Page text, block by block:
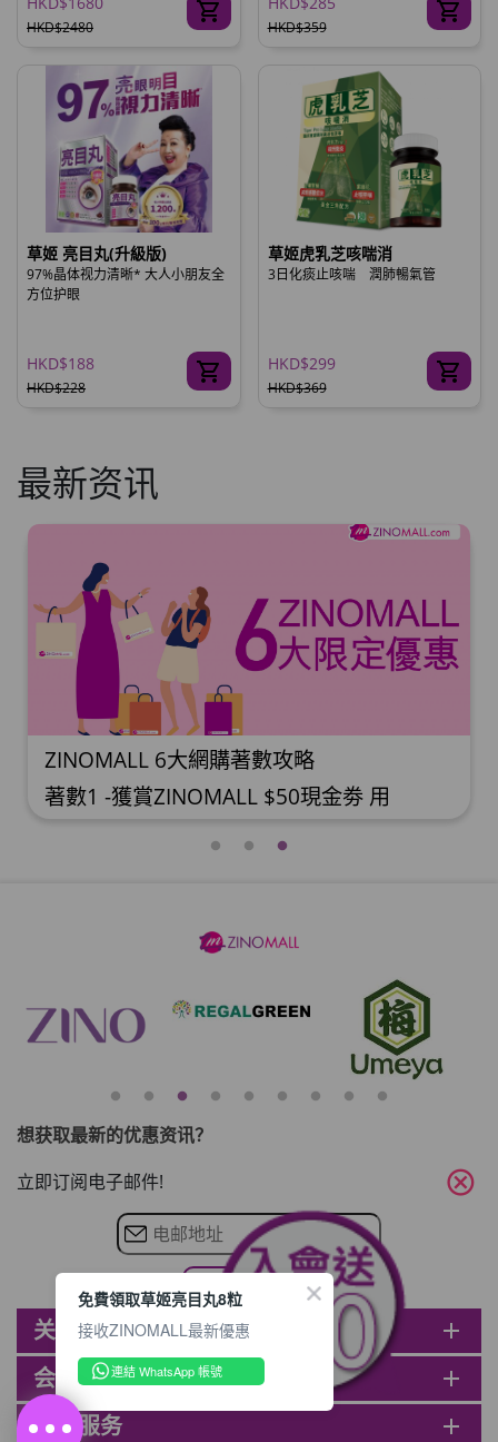
HKD$2480 HKD$359
草姬 亮目丸(升級版)
97%晶体视力清晰* 大人小朋友全
方位护眼
HKD$188
HKD$228
草姬虎乳芝咳喘消
3日化痰止咳喘 潤肺暢氣管
HKD$299
HKD$369
最新资讯
略
現金劵 用
)，網上付款時使
秘迎新禮物。 著
實)即減$150,
推薦好友獎賞計劃
介紹好友登記成為
贈，你的好友亦可同時獲
(紅圈位置) 2. 會員可複製
Whatsapp / Facebook /
好友。推薦好友次數不限
友，可獲得愈多Mall
想获取最新的优惠资讯？
立即订阅电子邮件!
关于ZINOMALL add
会员 add
客户服务 add
cancel
免費領取草姬亮目丸8粒
接收ZINOMALL最新優惠
連結 WhatsApp 帳號